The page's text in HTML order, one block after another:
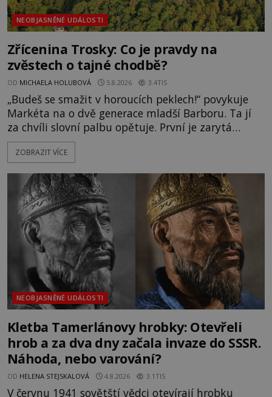
NEOBJASNĚNÉ UDÁLOSTI
Zřícenina Trosky: Co je pravdy na
zvěstech o tajné chodbě?
OD MICHAELA HOLUBOVÁ 5.8.2026 3.4TIS
„Budeš se smažit v horoucích peklech!“ povykuje
Markéta na o dvě generace mladší Barboru. Ta jí
za chvíli slovní palbu opětuje. První je zarytá
katolička, druhá přesvědčená kališnice. A každá z
nich se usídlí na jedné z věží slavného hradu
mezi vůdce protihusitského boje. Za manželku má
skutečně jistou
ZOBRAZIT VÍCE
NEOBJASNĚNÉ UDÁLOSTI
Kletba Tamerlánovy hrobky: Otevřeli
hrob a za dva dny začala invaze do SSSR.
Náhoda, nebo varování?
OD HELENA STEJSKALOVÁ 4.8.2026 3.1TIS
V červnu 1941 sovětští vědci otevírají hrobku